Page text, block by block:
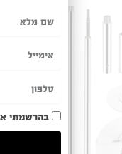
בהרשמתי